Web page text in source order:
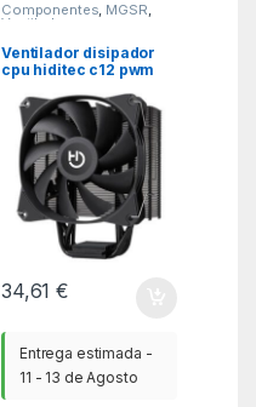
Componentes, MGSR,
Ventiladores cpu
Ventilador disipador
cpu hiditec c12 pwm
34,61€
Entrega estimada -
11 - 13 de Agosto